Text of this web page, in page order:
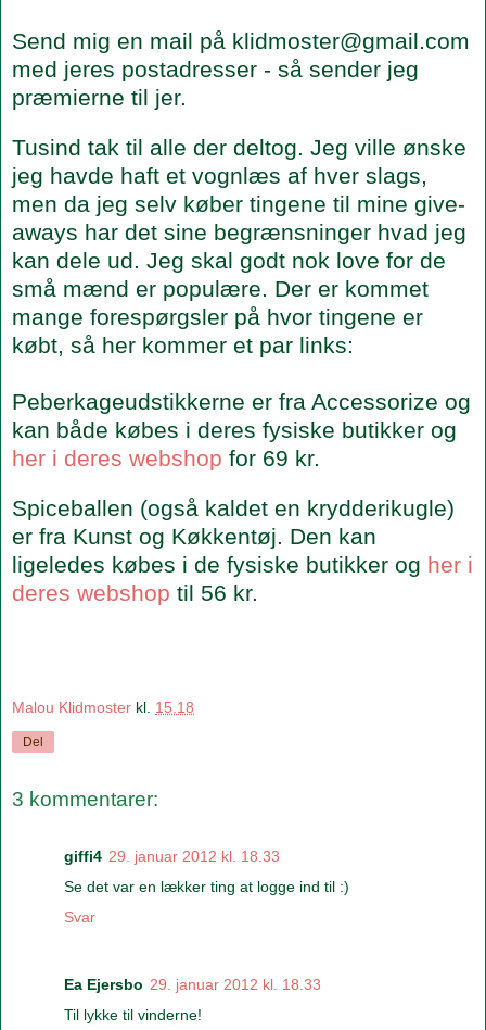
Send mig en mail på klidmoster@gmail.com
med jeres postadresser - så sender jeg
præmierne til jer.
Tusind tak til alle der deltog. Jeg ville ønske
jeg havde haft et vognlæs af hver slags,
men da jeg selv køber tingene til mine give-
aways har det sine begrænsninger hvad jeg
kan dele ud. Jeg skal godt nok love for de
små mænd er populære. Der er kommet
mange forespørgsler på hvor tingene er
købt, så her kommer et par links:
Peberkageudstikkerne er fra Accessorize og
kan både købes i deres fysiske butikker og
her i deres webshop for 69 kr.
Spiceballen (også kaldet en krydderikugle)
er fra Kunst og Køkkentøj. Den kan
ligeledes købes i de fysiske butikker og her i
deres webshop til 56 kr.
Malou Klidmoster kl. 15.18
Del
3 kommentarer:
giffi4 29. januar 2012 kl. 18.33
Se det var en lækker ting at logge ind til :)
Svar
Ea Ejersbo 29. januar 2012 kl. 18.33
Til lykke til vinderne!